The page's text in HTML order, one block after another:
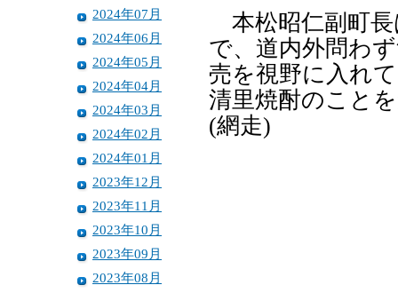
2024年07月
2024年06月
2024年05月
2024年04月
2024年03月
2024年02月
2024年01月
2023年12月
2023年11月
2023年10月
2023年09月
2023年08月
本松昭仁副町長
で、道内外問わ
売を視野に入れ
清里焼酎のこと
(網走)